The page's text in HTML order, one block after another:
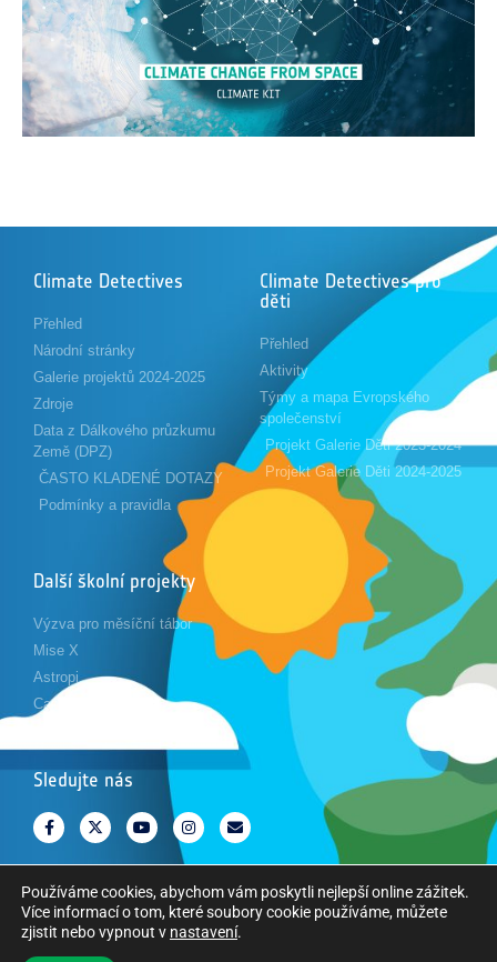
Climate Detectives
Přehled
Národní stránky
Galerie projektů 2024-2025
Zdroje
Data z Dálkového průzkumu
Země (DPZ)
ČASTO KLADENÉ DOTAZY
Podmínky a pravidla
Climate Detectives pro
děti
Přehled
Aktivity
Týmy a mapa Evropského
společenství
Projekt Galerie Děti 2023-2024
Projekt Galerie Děti 2024-2025
Další školní projekty
Výzva pro měsíční tábor
Mise X
Astropi
Cansat
Sledujte nás
Copyright © Evropská kosmická agentura. Všechna práva vyhrazena.
Používáme cookies, abychom vám poskytli nejlepší online zážitek.
Více informací o tom, které soubory cookie používáme, můžete
zjistit nebo vypnout v nastavení.